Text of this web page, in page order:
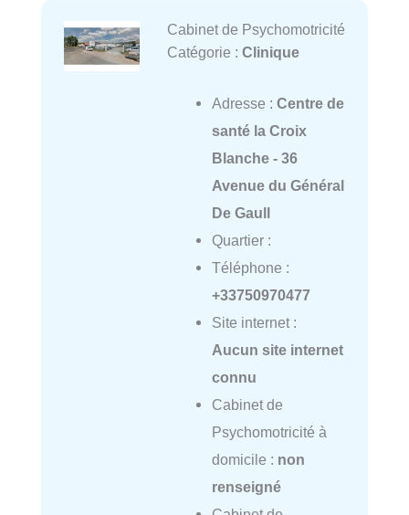
Cabinet de Psychomotricité
Catégorie : Clinique
Adresse : Centre de
santé la Croix
Blanche - 36
Avenue du Général
De Gaull
Quartier :
Téléphone :
+33750970477
Site internet :
Aucun site internet
connu
Cabinet de
Psychomotricité à
domicile : non
renseigné